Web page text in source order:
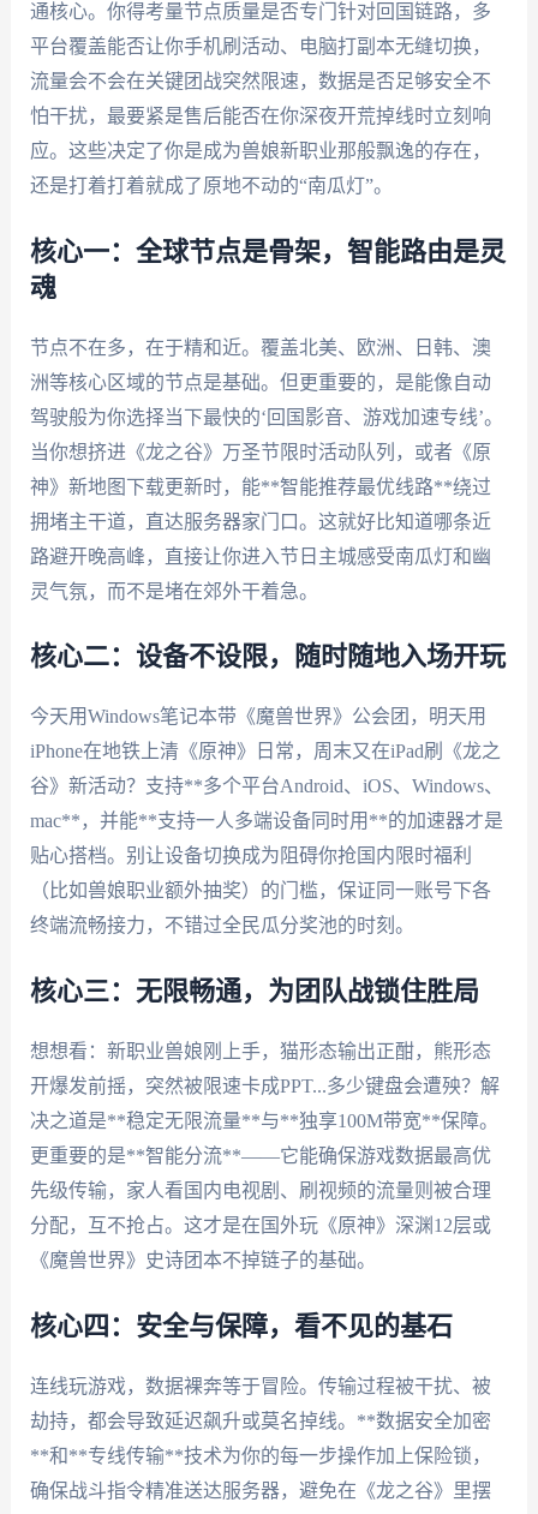
通核心。你得考量节点质量是否专门针对回国链路，多
平台覆盖能否让你手机刷活动、电脑打副本无缝切换，
流量会不会在关键团战突然限速，数据是否足够安全不
怕干扰，最要紧是售后能否在你深夜开荒掉线时立刻响
应。这些决定了你是成为兽娘新职业那般飘逸的存在，
还是打着打着就成了原地不动的“南瓜灯”。
核心一：全球节点是骨架，智能路由是灵
魂
节点不在多，在于精和近。覆盖北美、欧洲、日韩、澳
洲等核心区域的节点是基础。但更重要的，是能像自动
驾驶般为你选择当下最快的‘回国影音、游戏加速专线’。
当你想挤进《龙之谷》万圣节限时活动队列，或者《原
神》新地图下载更新时，能**智能推荐最优线路**绕过
拥堵主干道，直达服务器家门口。这就好比知道哪条近
路避开晚高峰，直接让你进入节日主城感受南瓜灯和幽
灵气氛，而不是堵在郊外干着急。
核心二：设备不设限，随时随地入场开玩
今天用Windows笔记本带《魔兽世界》公会团，明天用
iPhone在地铁上清《原神》日常，周末又在iPad刷《龙之
谷》新活动？支持**多个平台Android、iOS、Windows、
mac**，并能**支持一人多端设备同时用**的加速器才是
贴心搭档。别让设备切换成为阻碍你抢国内限时福利
（比如兽娘职业额外抽奖）的门槛，保证同一账号下各
终端流畅接力，不错过全民瓜分奖池的时刻。
核心三：无限畅通，为团队战锁住胜局
想想看：新职业兽娘刚上手，猫形态输出正酣，熊形态
开爆发前摇，突然被限速卡成PPT...多少键盘会遭殃？解
决之道是**稳定无限流量**与**独享100M带宽**保障。
更重要的是**智能分流**——它能确保游戏数据最高优
先级传输，家人看国内电视剧、刷视频的流量则被合理
分配，互不抢占。这才是在国外玩《原神》深渊12层或
《魔兽世界》史诗团本不掉链子的基础。
核心四：安全与保障，看不见的基石
连线玩游戏，数据裸奔等于冒险。传输过程被干扰、被
劫持，都会导致延迟飙升或莫名掉线。**数据安全加密
**和**专线传输**技术为你的每一步操作加上保险锁，
确保战斗指令精准送达服务器，避免在《龙之谷》里摆